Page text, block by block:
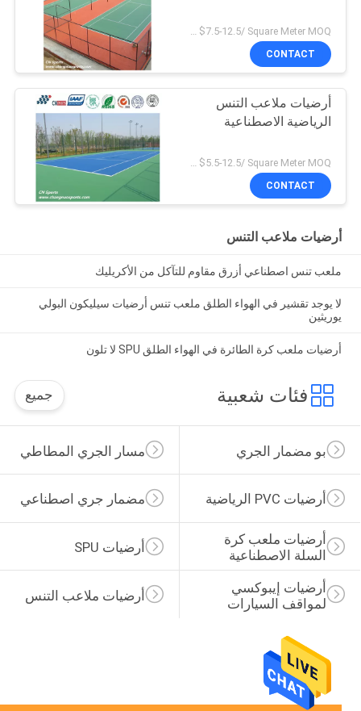
US $7.5-12.5/ Square Meter MOQ:/
CONTACT
أرضيات ملاعب التنس
الرياضية الاصطناعية
US $5.5-12.5/ Square Meter MOQ:/
CONTACT
أرضيات ملاعب التنس
ملعب تنس اصطناعي أزرق مقاوم للتآكل من الأكريليك
لا يوجد تقشير في الهواء الطلق ملعب تنس أرضيات سيليكون البولي
يوريثين
أرضيات ملعب كرة الطائرة في الهواء الطلق SPU لا تلون
فئات شعبية جميع
مسار الجري المطاطي بو مضمار الجري
مضمار جري اصطناعي أرضيات PVC الرياضية
أرضيات SPU
أرضيات ملعب كرة
السلة الاصطناعية
أرضيات ملاعب التنس
أرضيات إيبوكسي
لمواقف السيارات